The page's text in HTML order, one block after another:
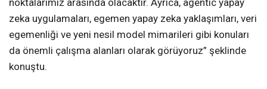
noktalarımız arasında olacaktır. Ayrıca, agentic yapay
zeka uygulamaları, egemen yapay zeka yaklaşımları, veri
egemenliği ve yeni nesil model mimarileri gibi konuları
da önemli çalışma alanları olarak görüyoruz” şeklinde
konuştu.